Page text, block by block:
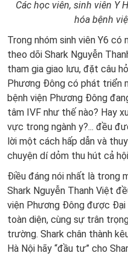
Các học viên, sinh viên Y
hóa bệnh
Trong nhóm sinh viên Y6 có
theo dõi Shark Nguyễn
tham gia giao lưu, đặt câu
Phương Đông có phát triển
bệnh viện Phương Đông
tâm IVF như thế nào? Hay
vực trong ngành y?... đều
lời một cách hấp dẫn và
chuyện dí dỏm thu hút cả
Điều đáng nói nhất là trong
Shark Nguyễn Thanh Việt
viện Phương Đông được Đại
toàn diện, cùng sự trân
trường. Shark chân thành
Hà Nội hãy “đầu tư” cho